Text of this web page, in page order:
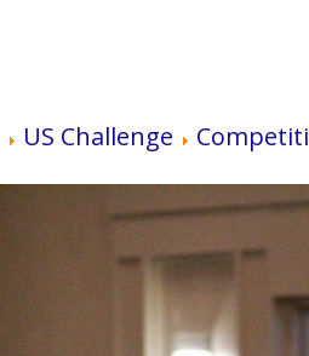
US Challenge